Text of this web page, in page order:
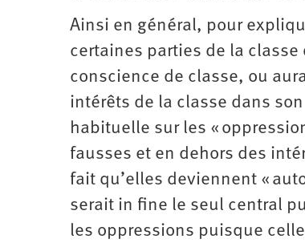
Ainsi en général, pour
certaines parties de la
conscience de classe, ou
intérêts de la classe dans
habituelle sur les «
fausses et en dehors des
fait qu’elles deviennent «
serait in fine le seul central
les oppressions puisque